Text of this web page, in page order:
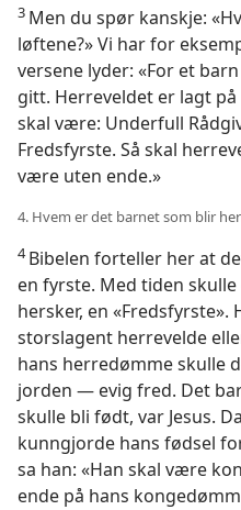
3 Men du spør kanskje:
løftene?» Vi har for
versene lyder: «For et
gitt. Herreveldet er lagt
skal være: Underfull
Fredsfyrste. Så skal
være uten ende.»
4. Hvem er det barnet som blir
4Bibelen forteller her at
en fyrste. Med tiden
hersker, en «Fredsfyrste».
storslagent herrevelde
hans herredømme skulle
jorden — evig fred. Det
skulle bli født, var Jesus.
kunngjorde hans fødsel
sa han: «Han skal være
ende på hans